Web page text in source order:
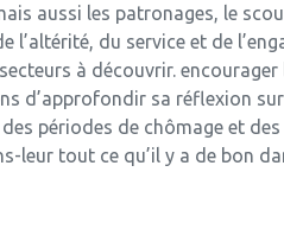
aussi les patronages, le
l’altérité, du service et de
à découvrir.
d’approfondir sa réflexion
périodes de chômage et
leur tout ce qu’il y a de bon